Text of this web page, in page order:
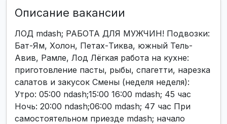
Описание вакансии
ЛОД mdash; РАБОТА ДЛЯ МУЖЧИН! Подвозки:
Бат-Ям, Холон, Петах-Тиква, южный Тель-
Авив, Рамле, Лод Лёгкая работа на кухне:
приготовление пасты, рыбы, спагетти, нарезка
салатов и закусок Смены (неделя неделя):
Утро: 05:00 ndash;15:00 16:00 mdash; 45 час
Ночь: 20:00 ndash;06:00 mdash; 47 час При
самостоятельном приезде mdash; начало